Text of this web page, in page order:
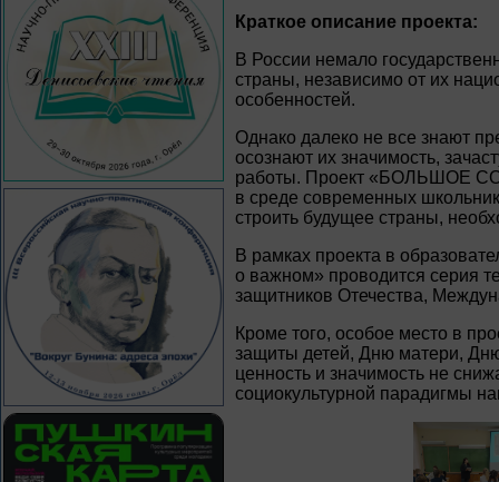
Краткое описание проекта:
В России немало
страны, независимо от их
особенностей.
Однако далеко не все знают
осознают их значимость,
работы. Проект «БОЛЬШОЕ
в среде современных
строить будущее страны,
В рамках проекта в
о важном» проводится серия
защитников Отечества,
Кроме того, особое место в
защиты детей, Дню матери,
ценность и значимость не
социокультурной парадигмы